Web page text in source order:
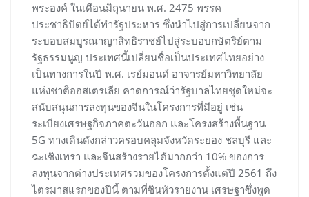
พระองค์ ในเดือนมิถุนายน พ.ศ. 2475 พรรค
ประชาธิปัตย์ได้ทำรัฐประหาร ซึ่งนำไปสู่การเปลี่ยนจาก
ระบอบสมบูรณาญาสิทธิราชย์ไปสู่ระบอบกษัตริย์ตาม
รัฐธรรมนูญ ประเทศนี้เปลี่ยนชื่อเป็นประเทศไทยอย่าง
เป็นทางการในปี พ.ศ. เรย์มอนด์ อาจารย์มหาวิทยาลัย
แห่งชาติออสเตรเลีย คาดการณ์ว่ารัฐบาลไทยชุดใหม่จะ
สนับสนุนการลงทุนของจีนในโครงการที่มีอยู่ เช่น
ระเบียงเศรษฐกิจภาคตะวันออก และโครงสร้างพื้นฐาน
5G ทางเดินดังกล่าวครอบคลุมจังหวัดระยอง ชลบุรี และ
ฉะเชิงเทรา และจีนสร้างรายได้มากกว่า 10% ของการ
ลงทุนจากต่างประเทศรวมของโครงการตั้งแต่ปี 2561 ถึง
ไตรมาสแรกของปีนี้ ตามที่ซินหัวรายงาน เศรษฐาซึ่งพูด